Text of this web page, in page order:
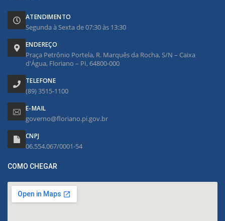
ATENDIMENTO
Segunda à Sexta de 07:30 às 13:30
ENDEREÇO
Praça Petrônio Portela, R. Marquês da Rocha, S/N – Caixa
d'Água, Floriano – PI, 64800-000
TELEFONE
(89) 3515-1100
E-MAIL
governo@floriano.pi.gov.br
CNPJ
06.554.067/0001-54
COMO CHEGAR